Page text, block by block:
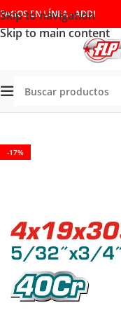
Skip to navigation
Skip to main content
PAGOS EN LÍNEA - ADDI
MANUALES
-17%